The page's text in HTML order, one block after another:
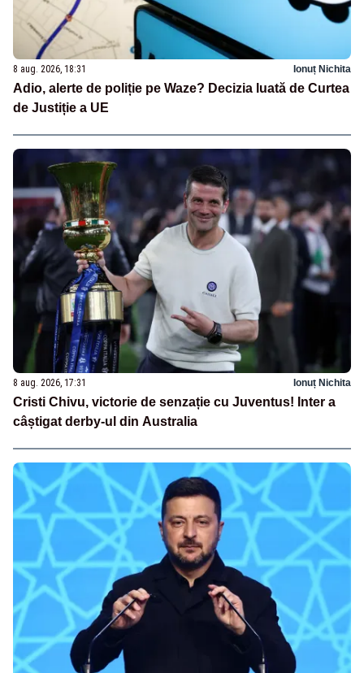
8 aug. 2026, 18:31 Ionuț Nichita
Adio, alerte de poliție pe Waze? Decizia luată de Curtea
de Justiție a UE
8 aug. 2026, 17:31 Ionuț Nichita
Cristi Chivu, victorie de senzație cu Juventus! Inter a
câștigat derby-ul din Australia